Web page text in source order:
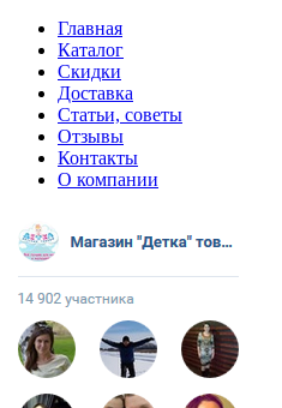
Главная
Каталог
Скидки
Доставка
Статьи, советы
Отзывы
Контакты
О компании